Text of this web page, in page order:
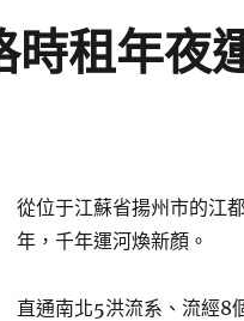
時租年夜
從位于江蘇省揚州市的江
年，千年運河煥新顏。
直通南北5洪流系、流經8